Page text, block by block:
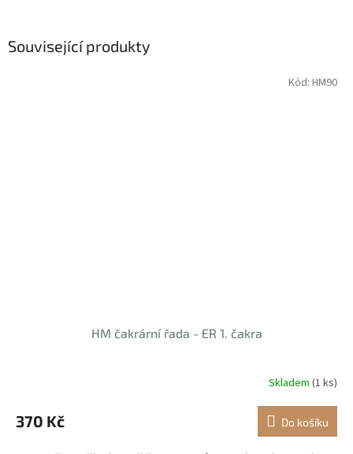
Související produkty
HM čakrární řada - ER 1. čakra
produktu
je
Skladem(1 ks)
370 Kč Do košíku
Kód: HM90